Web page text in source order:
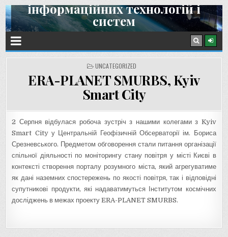
Skip
to
content
інформаційних технологій і
систем
Інститут космічних досліджень НАН України та ДКА України
POSTED
IN
UNCATEGORIZED
ERA-PLANET SMURBS, Kyiv
Smart City
2 Серпня відбулася робоча зустріч з нашими колегами з Kyiv
Smart City у Центральній Геофізичній Обсерваторії ім. Бориса
Срезневського. Предметом обговорення стали питання організації
спільної діяльності по моніторингу стану повітря у місті Києві в
контексті створення порталу розумного міста, який агрегуватиме
як дані наземних спостережень по якості повітря, так і відповідні
супутникові продукти, які надаватимуться Інститутом космічних
досліджень в межах проекту ERA-PLANET SMURBS.